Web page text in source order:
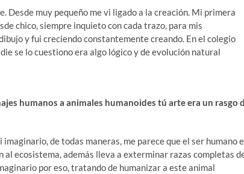
Desde muy pequeño me vi ligado a la creación. Mi primera
chico, siempre inquieto con cada trazo, para mis
y fui creciendo constantemente creando. En el colegio
se lo cuestiono era algo lógico y de evolución natural
humanos a animales humanoides tú arte era un rasgo
de todas maneras, me parece que el ser humano
ecosistema, además lleva a exterminar razas completas
por eso, tratando de humanizar a este animal